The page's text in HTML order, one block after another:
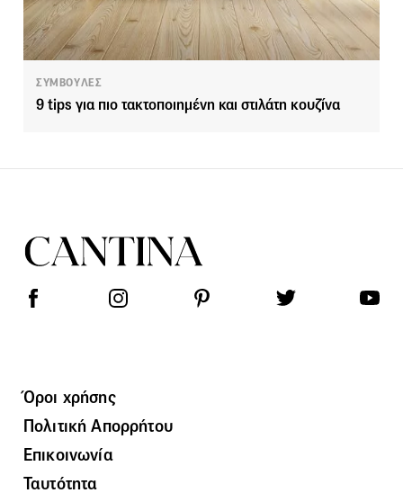
ΣΥΜΒΟΥΛΕΣ
9 tips για πιο τακτοποιημένη και στιλάτη κουζίνα
Όροι χρήσης
Πολιτική Απορρήτου
Επικοινωνία
Ταυτότητα